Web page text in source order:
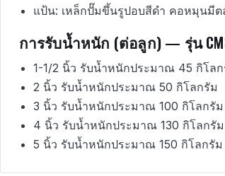
แป้น: เหล็กปั๊มขึ้นรูปอบสีดำ คอหมุนมีต
การรับน้ำหนัก (ต่อลูก) — รุ่น
1-1/2 นิ้ว รับน้ำหนักประมาณ 45 กิโลก
2 นิ้ว รับน้ำหนักประมาณ 50 กิโลกรัม
3 นิ้ว รับน้ำหนักประมาณ 100 กิโลกรัม
4 นิ้ว รับน้ำหนักประมาณ 130 กิโลกรัม
5 นิ้ว รับน้ำหนักประมาณ 150 กิโลกรัม